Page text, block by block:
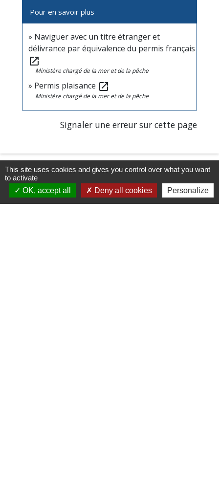
Pour en savoir plus
Naviguer avec un titre étranger et
délivrance par équivalence du permis français
open_in_new
Ministère chargé de la mer et de la pêche
Permis plaisance open_in_new
Ministère chargé de la mer et de la pêche
Signaler une erreur sur cette page
This site uses cookies and gives you control over what you want
to activate
OK, accept all
Deny all cookies Personalize